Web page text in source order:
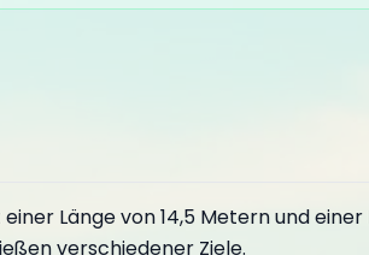
Länge von 14,5 Metern und
verschiedener Ziele.